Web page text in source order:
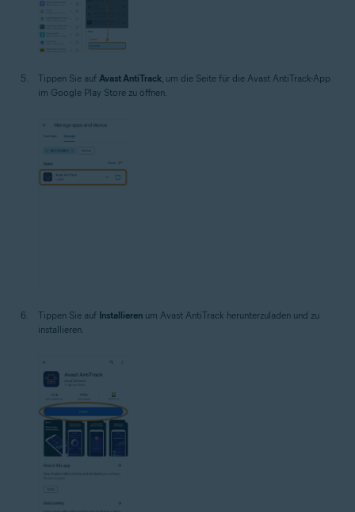
Tippen Sie auf Avast AntiTrack, um die Seite für die Avast AntiTrack-App
im Google Play Store zu öffnen.
Tippen Sie auf Installieren um Avast AntiTrack herunterzuladen und zu
installieren.